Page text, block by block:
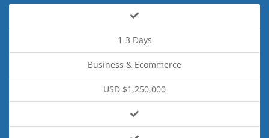
1-3 Days
Business & Ecommerce
USD $1,250,000